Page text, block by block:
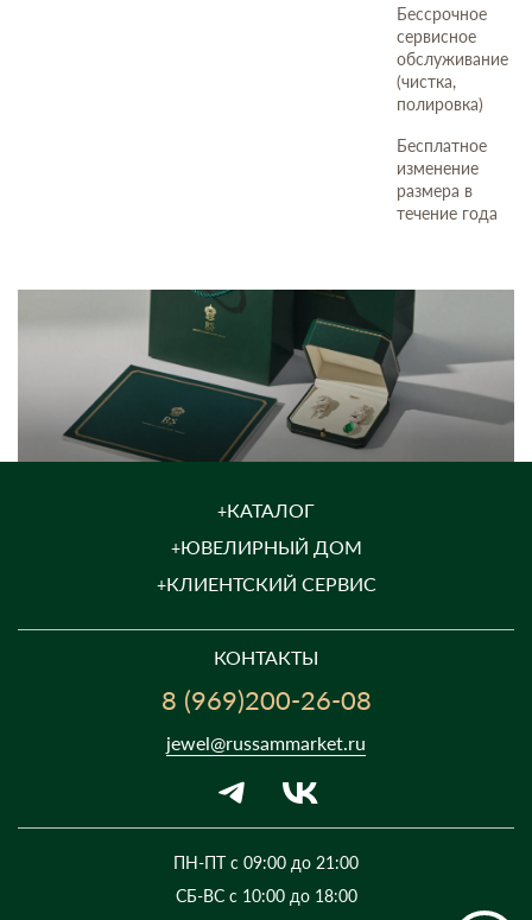
Бессрочное
сервисное
обслуживание
(чистка,
полировка)
Бесплатное
изменение
размера в
течение года
КАТАЛОГ
ЮВЕЛИРНЫЙ ДОМ
КЛИЕНТСКИЙ СЕРВИС
КОНТАКТЫ
8 (969)200-26-08
ПН-ПТ с 09:00 до 21:00
СБ-ВС с 10:00 до 18:00
jewel@russammarket.ru